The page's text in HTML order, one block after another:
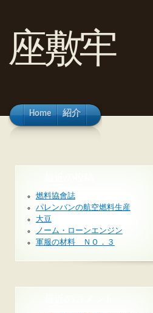
座敷牢
Home 紹介
燃料協會誌
パレンバンの航空燃料生産
大豆
ノーム・ローンエンジン
軍服の材料 ＮＯ．３